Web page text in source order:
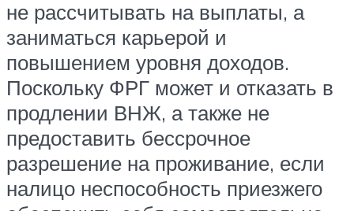
не рассчитывать на выплаты, а
заниматься карьерой и
повышением уровня доходов.
Поскольку ФРГ может и отказать в
продлении ВНЖ, а также не
предоставить бессрочное
разрешение на проживание, если
налицо неспособность приезжего